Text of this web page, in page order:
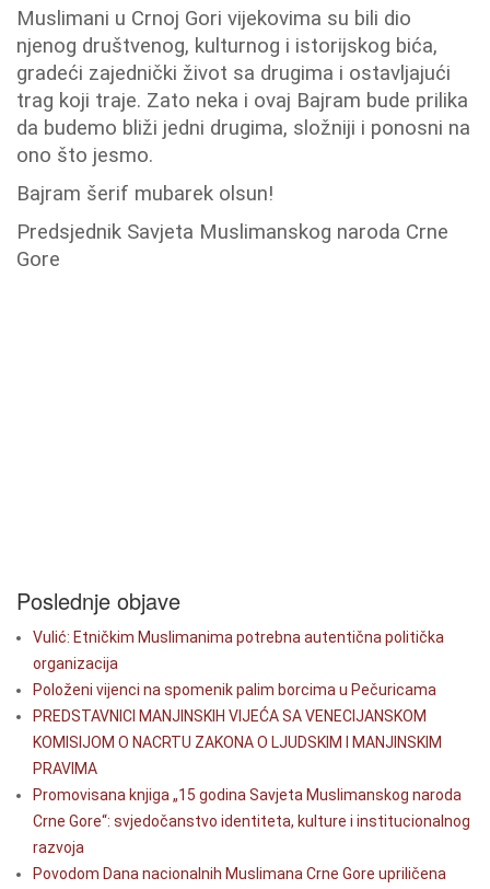
Muslimani u Crnoj Gori vijekovima su bili dio
njenog društvenog, kulturnog i istorijskog bića,
gradeći zajednički život sa drugima i ostavljajući
trag koji traje. Zato neka i ovaj Bajram bude prilika
da budemo bliži jedni drugima, složniji i ponosni na
ono što jesmo.
Bajram šerif mubarek olsun!
Predsjednik Savjeta Muslimanskog naroda Crne
Gore
Poslednje objave
Vulić: Etničkim Muslimanima potrebna autentična politička
organizacija
Položeni vijenci na spomenik palim borcima u Pečuricama
PREDSTAVNICI MANJINSKIH VIJEĆA SA VENECIJANSKOM
KOMISIJOM O NACRTU ZAKONA O LJUDSKIM I MANJINSKIM
PRAVIMA
Promovisana knjiga „15 godina Savjeta Muslimanskog naroda
Crne Gore“: svjedočanstvo identiteta, kulture i institucionalnog
razvoja
Povodom Dana nacionalnih Muslimana Crne Gore upriličena